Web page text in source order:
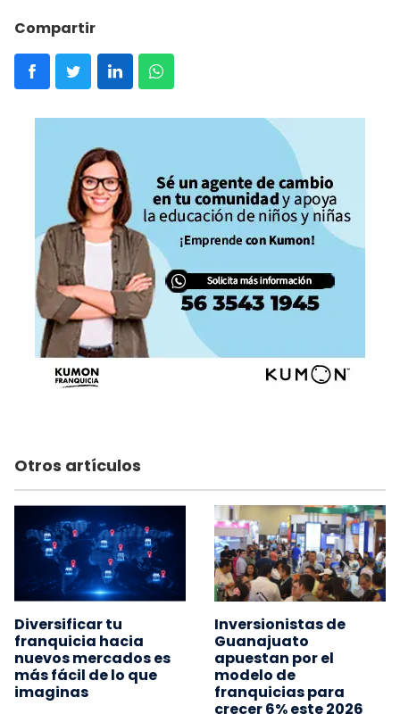
Compartir
Otros artículos
Diversificar tu
franquicia hacia
nuevos mercados es
más fácil de lo que
imaginas
Inversionistas de
Guanajuato
apuestan por el
modelo de
franquicias para
crecer 6% este 2026